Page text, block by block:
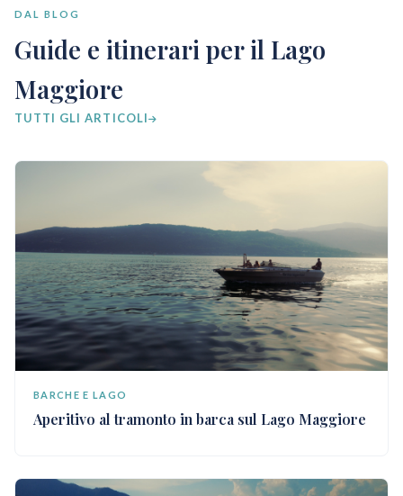
DAL BLOG
Guide e itinerari per il Lago
Maggiore
TUTTI GLI ARTICOLI
BARCHE E LAGO
Aperitivo al tramonto in barca sul Lago Maggiore